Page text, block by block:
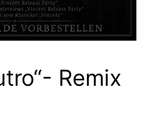
Remix